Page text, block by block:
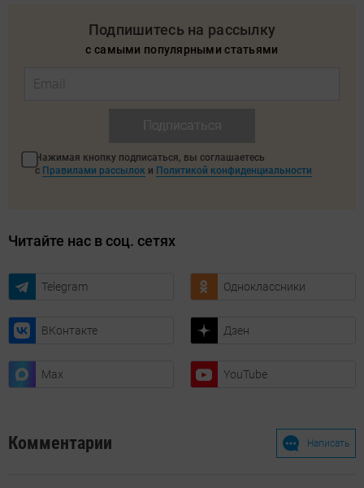
Подпишитесь на рассылку
с самыми популярными статьями
Нажимая кнопку подписаться, вы соглашаетесь
с Правилами рассылок и Политикой конфиденциальности
Читайте нас в соц. сетях
Telegram Одноклассники
ВКонтакте Дзен
Max YouTube
Комментарии Написать